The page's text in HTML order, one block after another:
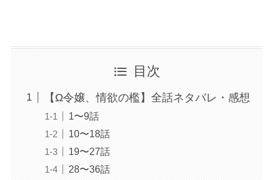
目次
【Ω令嬢、情欲の檻】全話ネタバレ・感想
1〜9話
10〜18話
19〜27話
28〜36話